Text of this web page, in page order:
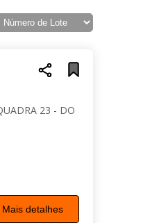
23 - DO
Mais detalhes